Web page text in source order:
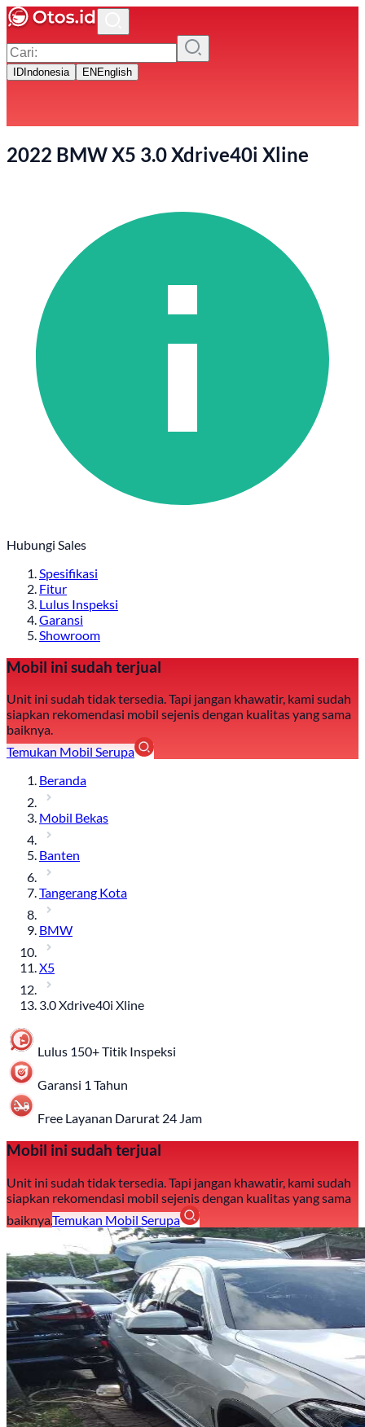
ID Indonesia EN English
2022 BMW X5 3.0 Xdrive40i Xline
Hubungi Sales
Spesifikasi
Fitur
Lulus Inspeksi
Garansi
Showroom
Mobil ini sudah terjual
Unit ini sudah tidak tersedia. Tapi jangan khawatir, kami sudah
siapkan rekomendasi mobil sejenis dengan kualitas yang sama
baiknya.
Temukan Mobil Serupa
Beranda
Mobil Bekas
Banten
Tangerang Kota
BMW
X5
3.0 Xdrive40i Xline
Lulus 150+ Titik Inspeksi
Garansi 1 Tahun
Free Layanan Darurat 24 Jam
Mobil ini sudah terjual
Unit ini sudah tidak tersedia. Tapi jangan khawatir, kami sudah
siapkan rekomendasi mobil sejenis dengan kualitas yang sama
baiknya.Temukan Mobil Serupa